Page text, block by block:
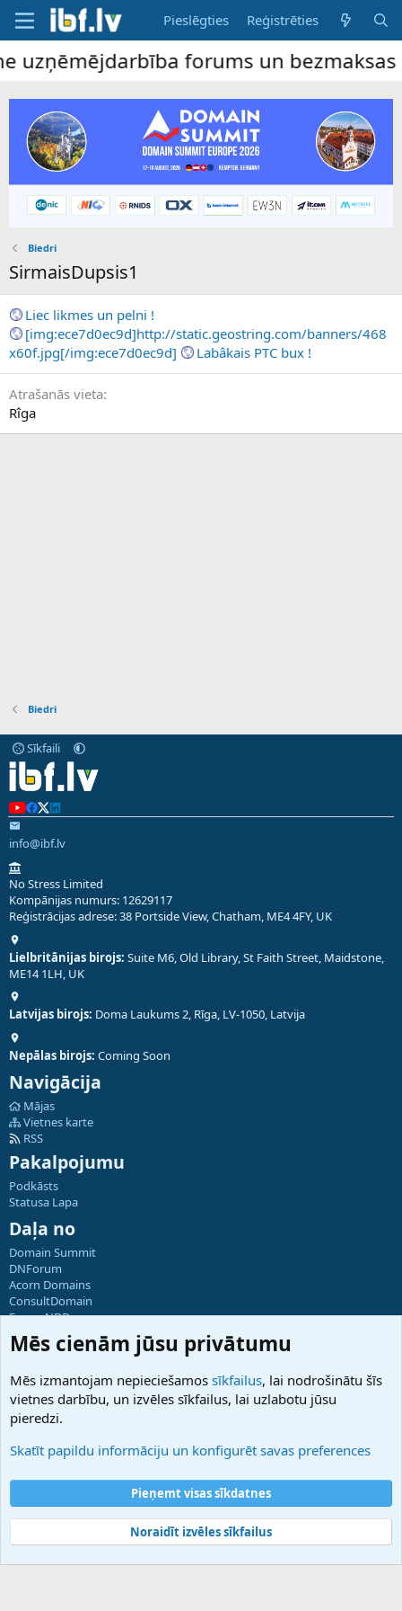
Pieslēgties Reģistrēties
forums un bezmaksas
Biedri
SirmaisDupsis1
Liec likmes un pelni !
[img:ece7d0ec9d]http://static.geostring.com/banners/468
x60f.jpg[/img:ece7d0ec9d]
Labâkais PTC bux !
Atrašanās vieta
Rîga
Biedri
Sīkfaili
info@ibf.lv
No Stress Limited
Kompānijas numurs: 12629117
Reģistrācijas adrese: 38 Portside View, Chatham, ME4 4FY, UK
Lielbritānijas birojs: Suite M6, Old Library, St Faith Street, Maidstone,
ME14 1LH, UK
Latvijas birojs: Doma Laukums 2, Rīga, LV-1050, Latvija
Nepālas birojs: Coming Soon
Navigācija
Mājas
Vietnes karte
RSS
Pakalpojumu
Podkāsts
Statusa Lapa
Daļa no
Domain Summit
DNForum
Acorn Domains
ConsultDomain
ForumNDD
Domainforum.ro
27.be
Hostmaria
Atbalsts
Palīdzība
Noteikumi un nosacījumi
Privātuma politika
Community platform by XenForo® © 2010-2025 XenForo Ltd.
Mēs cienām jūsu privātumu
Mēs izmantojam nepieciešamos sīkfailus, lai nodrošinātu šīs
vietnes darbību, un izvēles sīkfailus, lai uzlabotu jūsu
pieredzi.
Skatīt papildu informāciju un konfigurēt savas preferences
Pieņemt visas sīkdatnes
Noraidīt izvēles sīkfailus